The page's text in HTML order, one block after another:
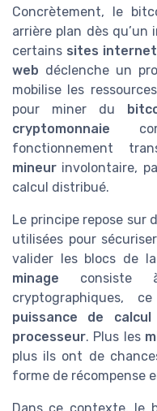
Concrètement, le
arrière plan dès
certains sites internet
web déclenche un
mobilise les
pour miner du
cryptomonnaie
fonctionnement
mineur involontaire,
calcul distribué.
Le principe repose sur
utilisées pour
valider les blocs de
minage consiste
cryptographiques,
puissance de calcul
processeur. Plus les
plus ils ont de
forme de récompense